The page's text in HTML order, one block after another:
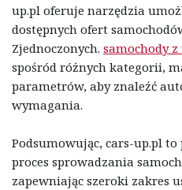
up.pl oferuje narzędzia
dostępnych ofert
Zjednoczonych. samochody z
spośród różnych kategorii,
parametrów, aby znaleźć
wymagania.
Podsumowując, cars-up.pl
proces sprowadzania
zapewniając szeroki zakres